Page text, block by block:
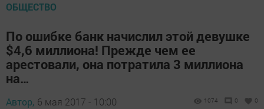
ОБЩЕСТВО
По ошибке банк начислил этой девушке
$4,6 миллиона! Прежде чем ее
арестовали, она потратила 3 миллиона
на…
Автор, 6 мая 2017 - 10:00 1074 0 0